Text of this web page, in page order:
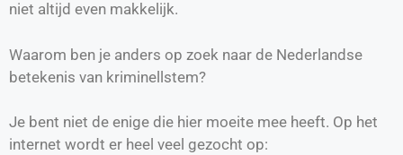
niet altijd even makkelijk.
Waarom ben je anders op zoek naar de Nederlandse
betekenis van kriminellstem?
Je bent niet de enige die hier moeite mee heeft. Op het
internet wordt er heel veel gezocht op: